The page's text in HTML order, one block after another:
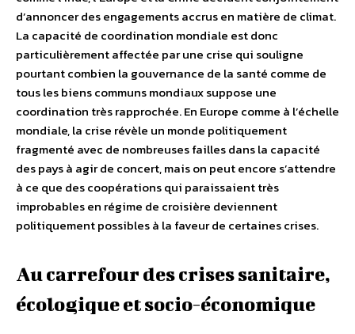
d’annoncer des engagements accrus en matière de climat.
La capacité de coordination mondiale est donc
particulièrement affectée par une crise qui souligne
pourtant combien la gouvernance de la santé comme de
tous les biens communs mondiaux suppose une
coordination très rapprochée. En Europe comme à l’échelle
mondiale, la crise révèle un monde politiquement
fragmenté avec de nombreuses failles dans la capacité
des pays à agir de concert, mais on peut encore s’attendre
à ce que des coopérations qui paraissaient très
improbables en régime de croisière deviennent
politiquement possibles à la faveur de certaines crises.
Au carrefour des crises sanitaire,
écologique et socio-économique